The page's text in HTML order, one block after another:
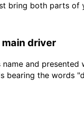
bring both parts of
driver
and
the words